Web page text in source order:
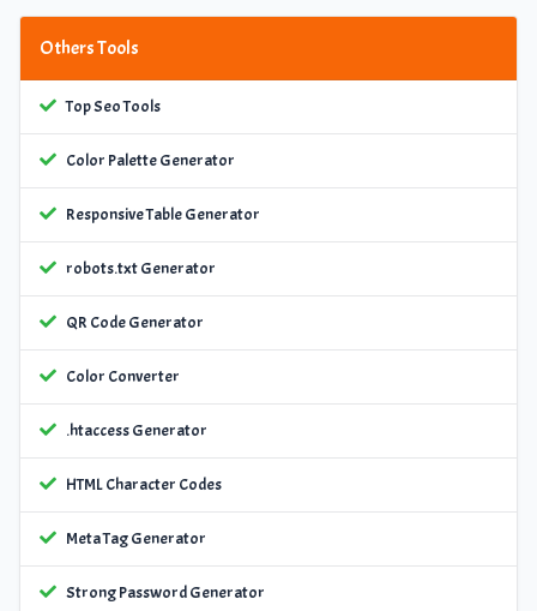
Others Tools
Top Seo Tools
Color Palette Generator
Responsive Table Generator
robots.txt Generator
QR Code Generator
Color Converter
.htaccess Generator
HTML Character Codes
Meta Tag Generator
Strong Password Generator